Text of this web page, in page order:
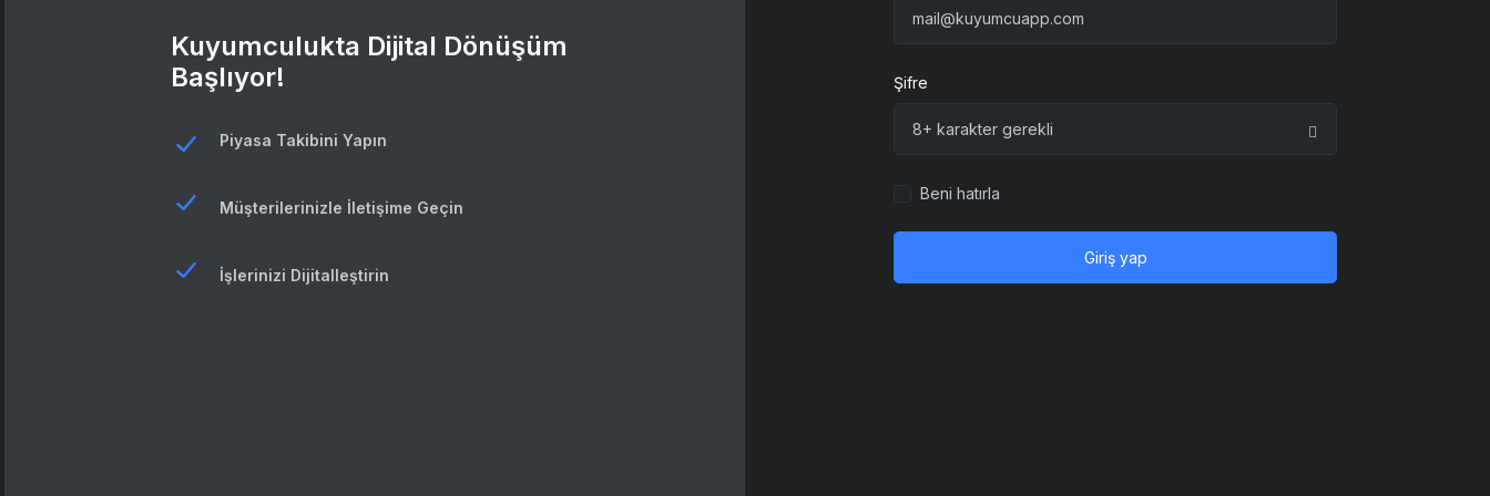
Kuyumculukta Dijital Dönüşüm
Başlıyor!
Piyasa Takibini Yapın
Müşterilerinizle İletişime Geçin
İşlerinizi Dijitalleştirin
Şifre
Beni hatırla
Giriş yap